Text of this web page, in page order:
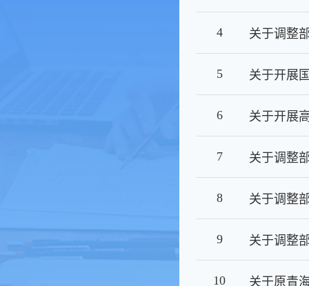
4 关于调整
5
6
7 关于调整
8 关于调整
9 关于调整
10